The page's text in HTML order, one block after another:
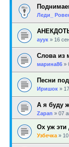
Леди_
ауук » 16
Слова из
марина86 »
Песни
Иришок »
А я буду
Zapan » 07
Ох уж эти
Узбечка »